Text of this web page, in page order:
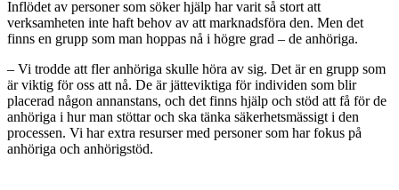
Inflödet av personer som söker hjälp har varit så stort att
verksamheten inte haft behov av att marknadsföra den. Men det
finns en grupp som man hoppas nå i högre grad – de anhöriga.
– Vi trodde att fler anhöriga skulle höra av sig. Det är en grupp som
är viktig för oss att nå. De är jätteviktiga för individen som blir
placerad någon annanstans, och det finns hjälp och stöd att få för de
anhöriga i hur man stöttar och ska tänka säkerhetsmässigt i den
processen. Vi har extra resurser med personer som har fokus på
anhöriga och anhörigstöd.